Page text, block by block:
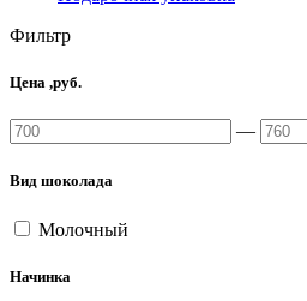
Фильтр
Цена ,руб.
—
Вид шоколада
Молочный
Начинка